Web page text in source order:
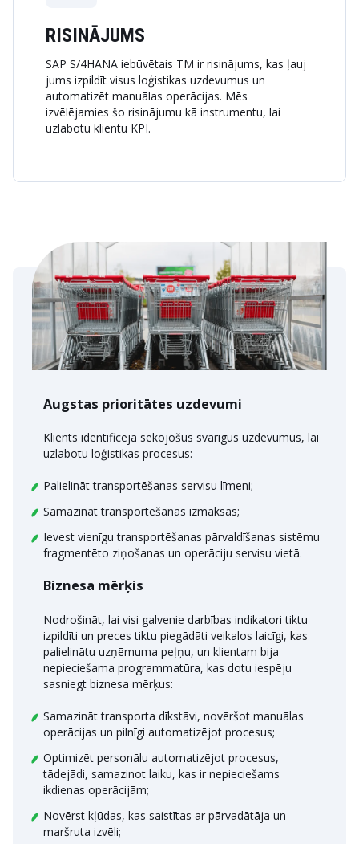
RISINĀJUMS
SAP S/4HANA iebūvētais TM ir risinājums, kas ļauj
jums izpildīt visus loģistikas uzdevumus un
automatizēt manuālas operācijas. Mēs
izvēlējamies šo risinājumu kā instrumentu, lai
uzlabotu klientu KPI.
Augstas prioritātes uzdevumi
Klients identificēja sekojošus svarīgus uzdevumus, lai
uzlabotu loģistikas procesus:
Palielināt transportēšanas servisu līmeni;
Samazināt transportēšanas izmaksas;
Ievest vienīgu transportēšanas pārvaldīšanas sistēmu
fragmentēto ziņošanas un operāciju servisu vietā.
Biznesa mērķis
Nodrošināt, lai visi galvenie darbības indikatori tiktu
izpildīti un preces tiktu piegādāti veikalos laicīgi, kas
palielinātu uzņēmuma peļņu, un klientam bija
nepieciešama programmatūra, kas dotu iespēju
sasniegt biznesa mērķus:
Samazināt transporta dīkstāvi, novēršot manuālas
operācijas un pilnīgi automatizējot procesus;
Optimizēt personālu automatizējot procesus,
tādejādi, samazinot laiku, kas ir nepieciešams
ikdienas operācijām;
Novērst kļūdas, kas saistītas ar pārvadātāja un
maršruta izvēli;